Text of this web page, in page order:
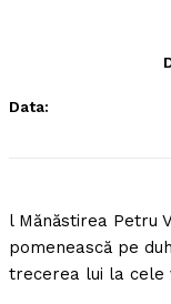
Data:
l Mănăstirea Petru
pomenească pe
trecerea lui la cele